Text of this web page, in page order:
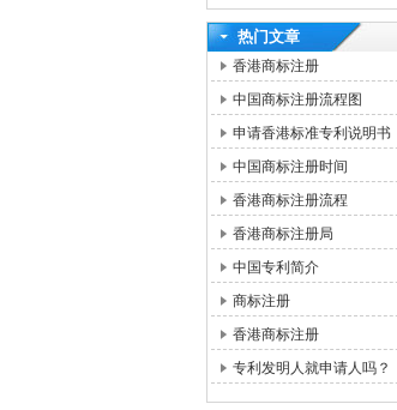
热门文章
香港商标注册
中国商标注册流程图
申请香港标准专利说明书
中国商标注册时间
香港商标注册流程
香港商标注册局
中国专利简介
商标注册
香港商标注册
专利发明人就申请人吗？